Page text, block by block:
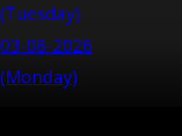
(Tuesday)
03-08-2026
(Monday)